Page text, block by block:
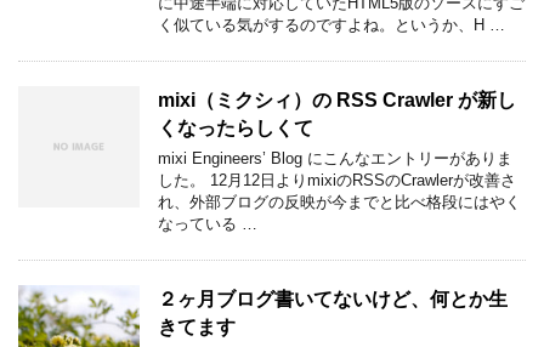
く似ている気がするのですよね。というか、H …
mixi（ミクシィ）の RSS Crawler が新し
くなったらしくて
mixi Engineers’ Blog にこんなエントリーがありま
した。 12月12日よりmixiのRSSのCrawlerが改善さ
れ、外部ブログの反映が今までと比べ格段にはやく
なっている …
２ヶ月ブログ書いてないけど、何とか生
きてます